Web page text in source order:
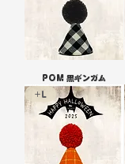
POM 黒ギンガム
+L